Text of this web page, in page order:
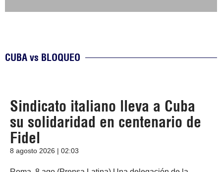
CUBA vs BLOQUEO
Sindicato italiano lleva a Cuba
su solidaridad en centenario de
Fidel
8 agosto 2026 | 02:03